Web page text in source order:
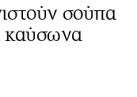
σούπα
καύσωνα